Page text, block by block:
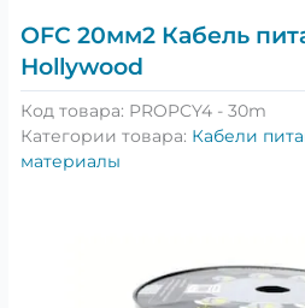
OFC 20мм2 Кабель
Hollywood
Код товара: PROPCY4 - 30m
Категории товара: Кабели
материалы